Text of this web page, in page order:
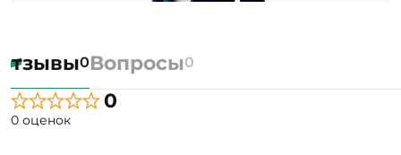
0Вопросы0
0
0 оценок